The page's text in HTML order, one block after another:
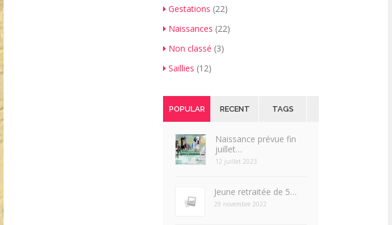
Gestations (22)
Naissances (22)
Non classé (3)
Saillies (12)
POPULAR RECENT TAGS
Naissance prévue fin
juillet…
12 juillet 2023
Jeune retraitée de 5…
29 novembre 2022